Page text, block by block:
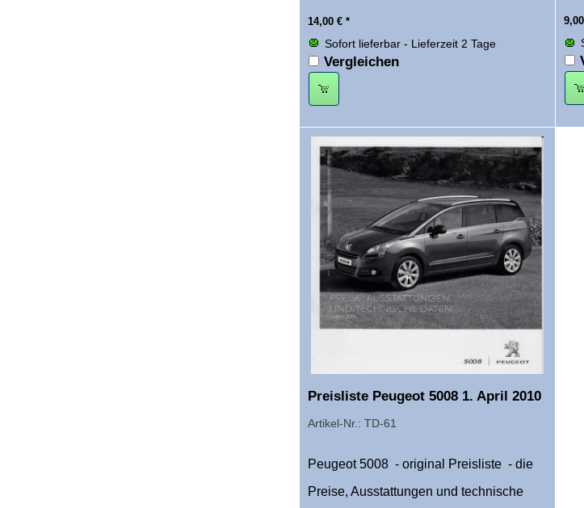
14,00 € *
Sofort lieferbar - Lieferzeit 2 Tage
Vergleichen
9,00
Preisliste Peugeot 5008 1. April 2010
Artikel-Nr.: TD-61
Peugeot 5008 - original Preisliste - die
Preise, Ausstattungen und technische